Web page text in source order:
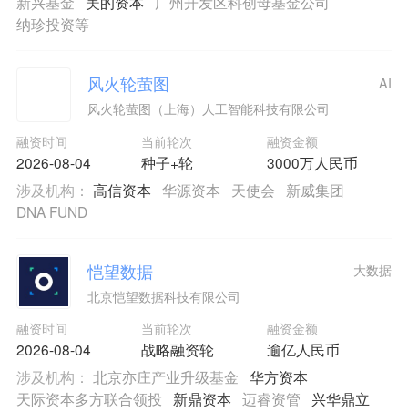
纳珍投资等
风火轮萤图
风火轮萤图（上海）人工智能科技有限公司
融资时间
2026-08-04
当前轮次
种子+轮
融资金额
3000万人民币
AI
涉及机构： 高信资本 华源资本 天使会
新威集团
DNA FUND
恺望数据
北京恺望数据科技有限公司
融资时间
2026-08-04
当前轮次
战略融资轮
融资金额
逾亿人民币
大数据
涉及机构： 北京亦庄产业升级基金 华方资本
天际资本多方联合领投
新鼎资本 迈睿资管
兴华鼎立